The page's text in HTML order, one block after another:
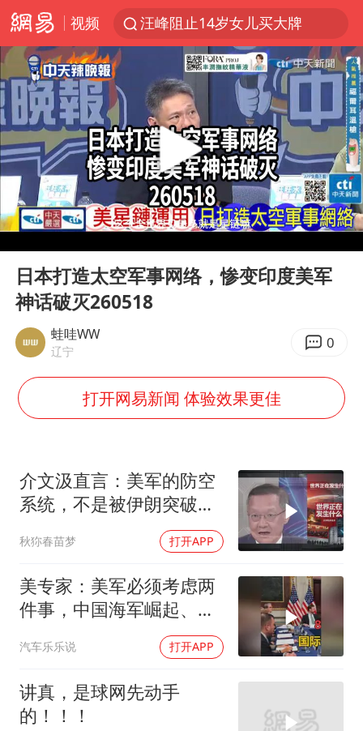
视频
汪峰阻止14岁女儿买大牌
“立秋的第一杯奶茶”又爆单了
四川宜宾市高县发生4.9级地震
王力宏演唱会黄牛带观众藏匿被查获
佛山通报笔试前13被淘汰后5名进体检
陕西省委书记赶赴柞水县杏坪镇
女孩摆摊卖菌子时收到北大通知书
公司“上四休三”但要降薪1000元
改名后的“青海拉面”店
河南某医院2.33亿工程串标案细节披露
立秋的仪式感
“中国蔬菜之乡”最高温达41.8℃
东方之约 相约未来
Play
00:00 10:19
日本打造太空军事网络，惨变印度美军
神话破灭260518
蛙哇WW
辽宁 0
打开网易新闻 体验效果更佳
介文汲直言：美军的防空
系统，不是被伊朗突破那
秋狝春苗梦 打开APP
美专家：美军必须考虑两
件事，中国海军崛起、美
国不再是超级大国2
汽车乐乐说 打开APP
讲真，是球网先动手
的！！！